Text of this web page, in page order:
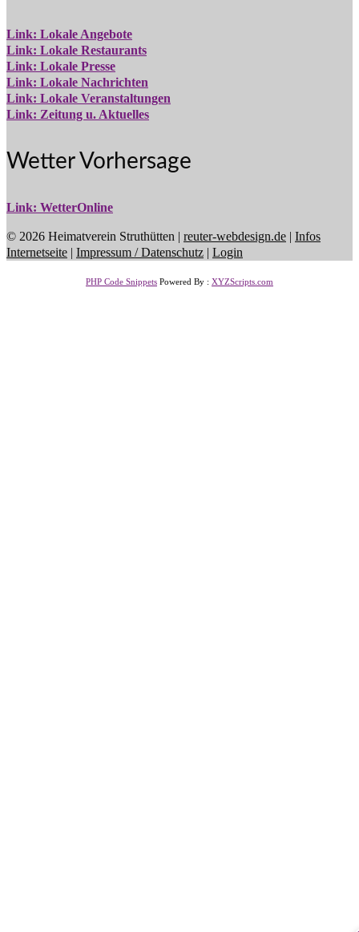
Link: Lokale Angebote
Link: Lokale Restaurants
Link: Lokale Presse
Link: Lokale Nachrichten
Link: Lokale Veranstaltungen
Link: Zeitung u. Aktuelles
Wetter Vorhersage
Link: WetterOnline
© 2026 Heimatverein Struthütten | reuter-webdesign.de | Infos
Internetseite | Impressum / Datenschutz | Login
PHP Code Snippets Powered By : XYZScripts.com